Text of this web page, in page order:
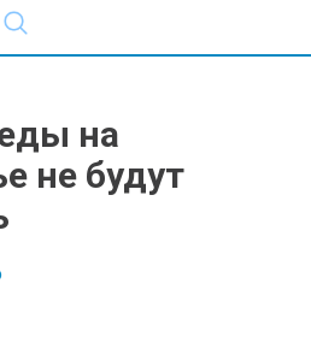
на
не будут